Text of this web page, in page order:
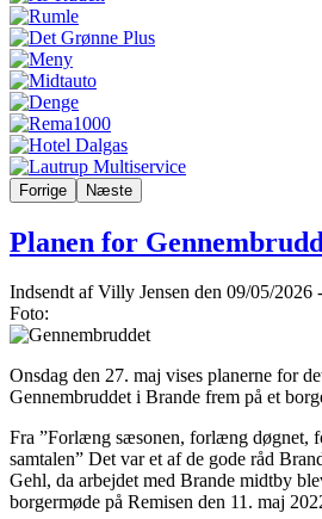
Forrige Næste
Planen for
Indsendt afVilly Jensen den 09/05/2026
Foto:
Onsdag den 27. maj vises planerne for
Gennembruddet i Brande frem på et
Fra ”Forlæng sæsonen, forlæng døgnet,
samtalen” Det var et af de gode råd
Gehl, da arbejdet med Brande midtby
borgermøde på Remisen den 11. maj